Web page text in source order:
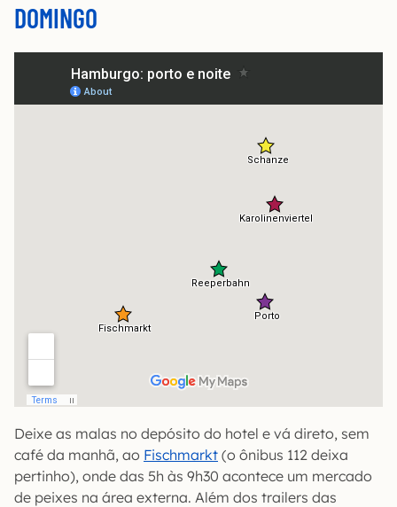
DOMINGO
Deixe as malas no depósito do hotel e vá direto, sem
café da manhã, ao Fischmarkt (o ônibus 112 deixa
pertinho), onde das 5h às 9h30 acontece um mercado
de peixes na área externa. Além dos trailers das